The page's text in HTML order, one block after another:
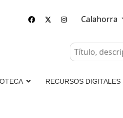
Calahorra
RECURSOS DIGITALES